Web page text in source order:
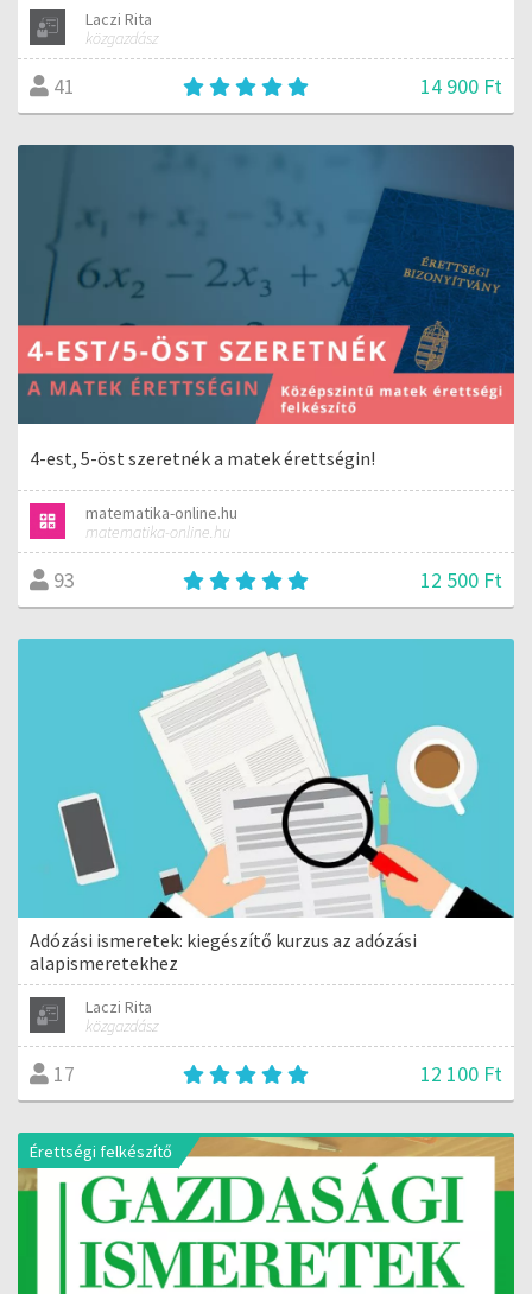
Laczi Rita
közgazdász
41 14 900 Ft
4-est, 5-öst szeretnék a matek érettségin!
matematika-online.hu
matematika-online.hu
93 12 500 Ft
Adózási ismeretek: kiegészítő kurzus az adózási
alapismeretekhez
Laczi Rita
közgazdász
17 12 100 Ft
Érettségi felkészítő